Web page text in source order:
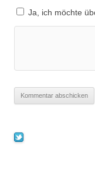
Ja, ich möchte